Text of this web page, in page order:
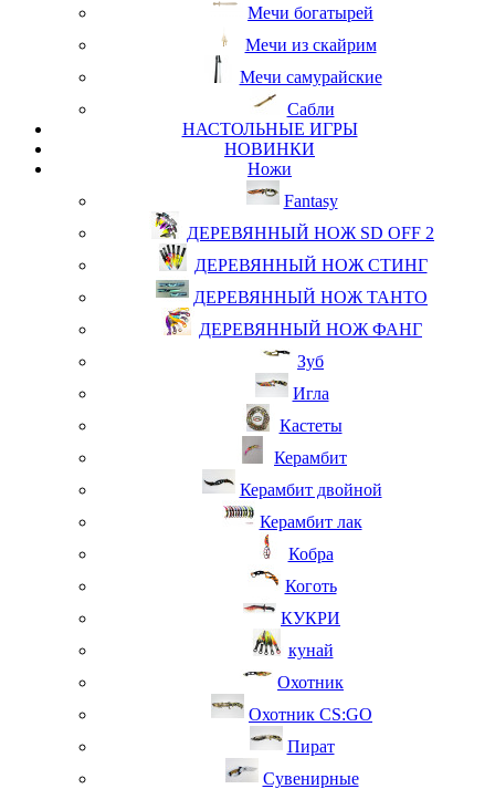
Мечи богатырей
Мечи из скайрим
Мечи самурайские
Сабли
НАСТОЛЬНЫЕ ИГРЫ
НОВИНКИ
Ножи
Fantasy
ДЕРЕВЯННЫЙ НОЖ SD OFF 2
ДЕРЕВЯННЫЙ НОЖ СТИНГ
ДЕРЕВЯННЫЙ НОЖ ТАНТО
ДЕРЕВЯННЫЙ НОЖ ФАНГ
Зуб
Игла
Кастеты
Керамбит
Керамбит двойной
Керамбит лак
Кобра
Коготь
КУКРИ
кунай
Охотник
Охотник CS:GO
Пират
Сувенирные